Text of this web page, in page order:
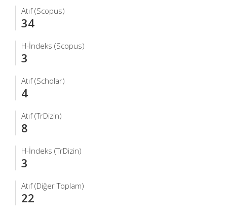
Atıf (Scopus)
34
H-İndeks (Scopus)
3
Atıf (Scholar)
4
Atıf (TrDizin)
8
H-İndeks (TrDizin)
3
Atıf (Diğer Toplam)
22